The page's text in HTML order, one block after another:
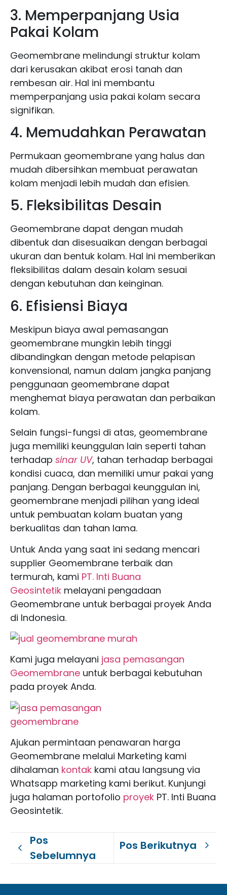
3. Memperpanjang Usia
Pakai Kolam
Geomembrane melindungi struktur kolam
dari kerusakan akibat erosi tanah dan
rembesan air. Hal ini membantu
memperpanjang usia pakai kolam secara
signifikan.
4. Memudahkan Perawatan
Permukaan geomembrane yang halus dan
mudah dibersihkan membuat perawatan
kolam menjadi lebih mudah dan efisien.
5. Fleksibilitas Desain
Geomembrane dapat dengan mudah
dibentuk dan disesuaikan dengan berbagai
ukuran dan bentuk kolam. Hal ini memberikan
fleksibilitas dalam desain kolam sesuai
dengan kebutuhan dan keinginan.
6. Efisiensi Biaya
Meskipun biaya awal pemasangan
geomembrane mungkin lebih tinggi
dibandingkan dengan metode pelapisan
konvensional, namun dalam jangka panjang
penggunaan geomembrane dapat
menghemat biaya perawatan dan perbaikan
kolam.
Selain fungsi-fungsi di atas, geomembrane
juga memiliki keunggulan lain seperti tahan
terhadap sinar UV, tahan terhadap berbagai
kondisi cuaca, dan memiliki umur pakai yang
panjang. Dengan berbagai keunggulan ini,
geomembrane menjadi pilihan yang ideal
untuk pembuatan kolam buatan yang
berkualitas dan tahan lama.
Untuk Anda yang saat ini sedang mencari
supplier Geomembrane terbaik dan
termurah, kami PT. Inti Buana
Geosintetik melayani pengadaan
Geomembrane untuk berbagai proyek Anda
di Indonesia.
Kami juga melayani jasa pemasangan
Geomembrane untuk berbagai kebutuhan
pada proyek Anda.
Ajukan permintaan penawaran harga
Geomembrane melalui Marketing kami
dihalaman kontak kami atau langsung via
Whatsapp marketing kami berikut. Kunjungi
juga halaman portofolio proyek PT. Inti Buana
Geosintetik.
Pos
Sebelumnya
Pos Berikutnya